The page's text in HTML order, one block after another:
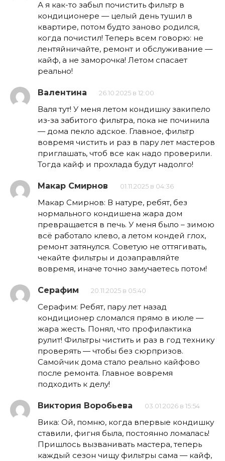
А я как-то забыл почистить фильтр в
кондиционере — целый день тушил в
квартире, потом будто заново родился,
когда почистил! Теперь всем говорю: не
лентяйничайте, ремонт и обслуживание —
кайф, а не заморочка! Летом спасает
реально!
Валентина 26.10.2025 в 12:00
Валя тут! У меня летом кондишку закипело
из-за забитого фильтра, пока не починила
— дома пекло адское. Главное, фильтр
вовремя чистить и раз в пару лет мастеров
приглашать, чтоб все как надо проверили.
Тогда кайф и прохлада будут надолго!
Макар Смирнов 01.11.2025 в 04:36
Макар Смирнов: В натуре, ребят, без
нормального кондишена жара дом
превращается в печь. У меня было – зимою
всё работало клево, а летом кондей глох,
ремонт затянулся. Советую не оттягивать,
чекайте фильтры и дозаправляйте
вовремя, иначе точно замучаетесь потом!
Серафим 20.11.2025 в 05:40
Серафим: Ребят, пару лет назад
кондиционер сломался прямо в июле —
жара жесть. Понял, что профилактика
рулит! Фильтры чистить и раз в год технику
проверять — чтобы без сюрпризов.
Самойчик дома стало реально кайфово
после ремонта. Главное вовремя
подходить к делу!
Виктория Воробьева 03.01.2026 в 15:54
Вика: Ой, помню, когда впервые кондишку
ставили, фигня была, постоянно ломалась!
Пришлось вызванивать мастера, теперь
каждый сезон чищу фильтры сама — кайф,